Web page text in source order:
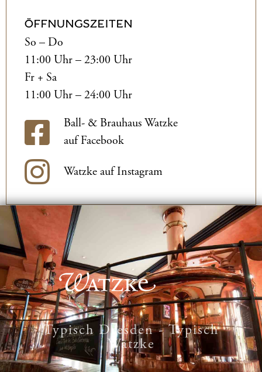
ÖFFNUNGSZEITEN
So – Do
11:00 Uhr – 23:00 Uhr
Fr + Sa
11:00 Uhr – 24:00 Uhr
Ball- & Brauhaus Watzke
auf Facebook
Watzke auf Instagram
Typisch Dresden - Typisch
Watzke